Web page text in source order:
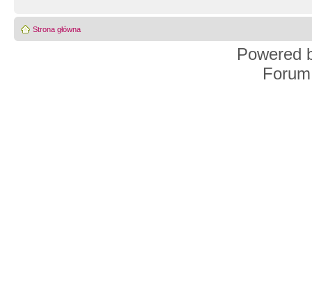
Strona główna
Powered